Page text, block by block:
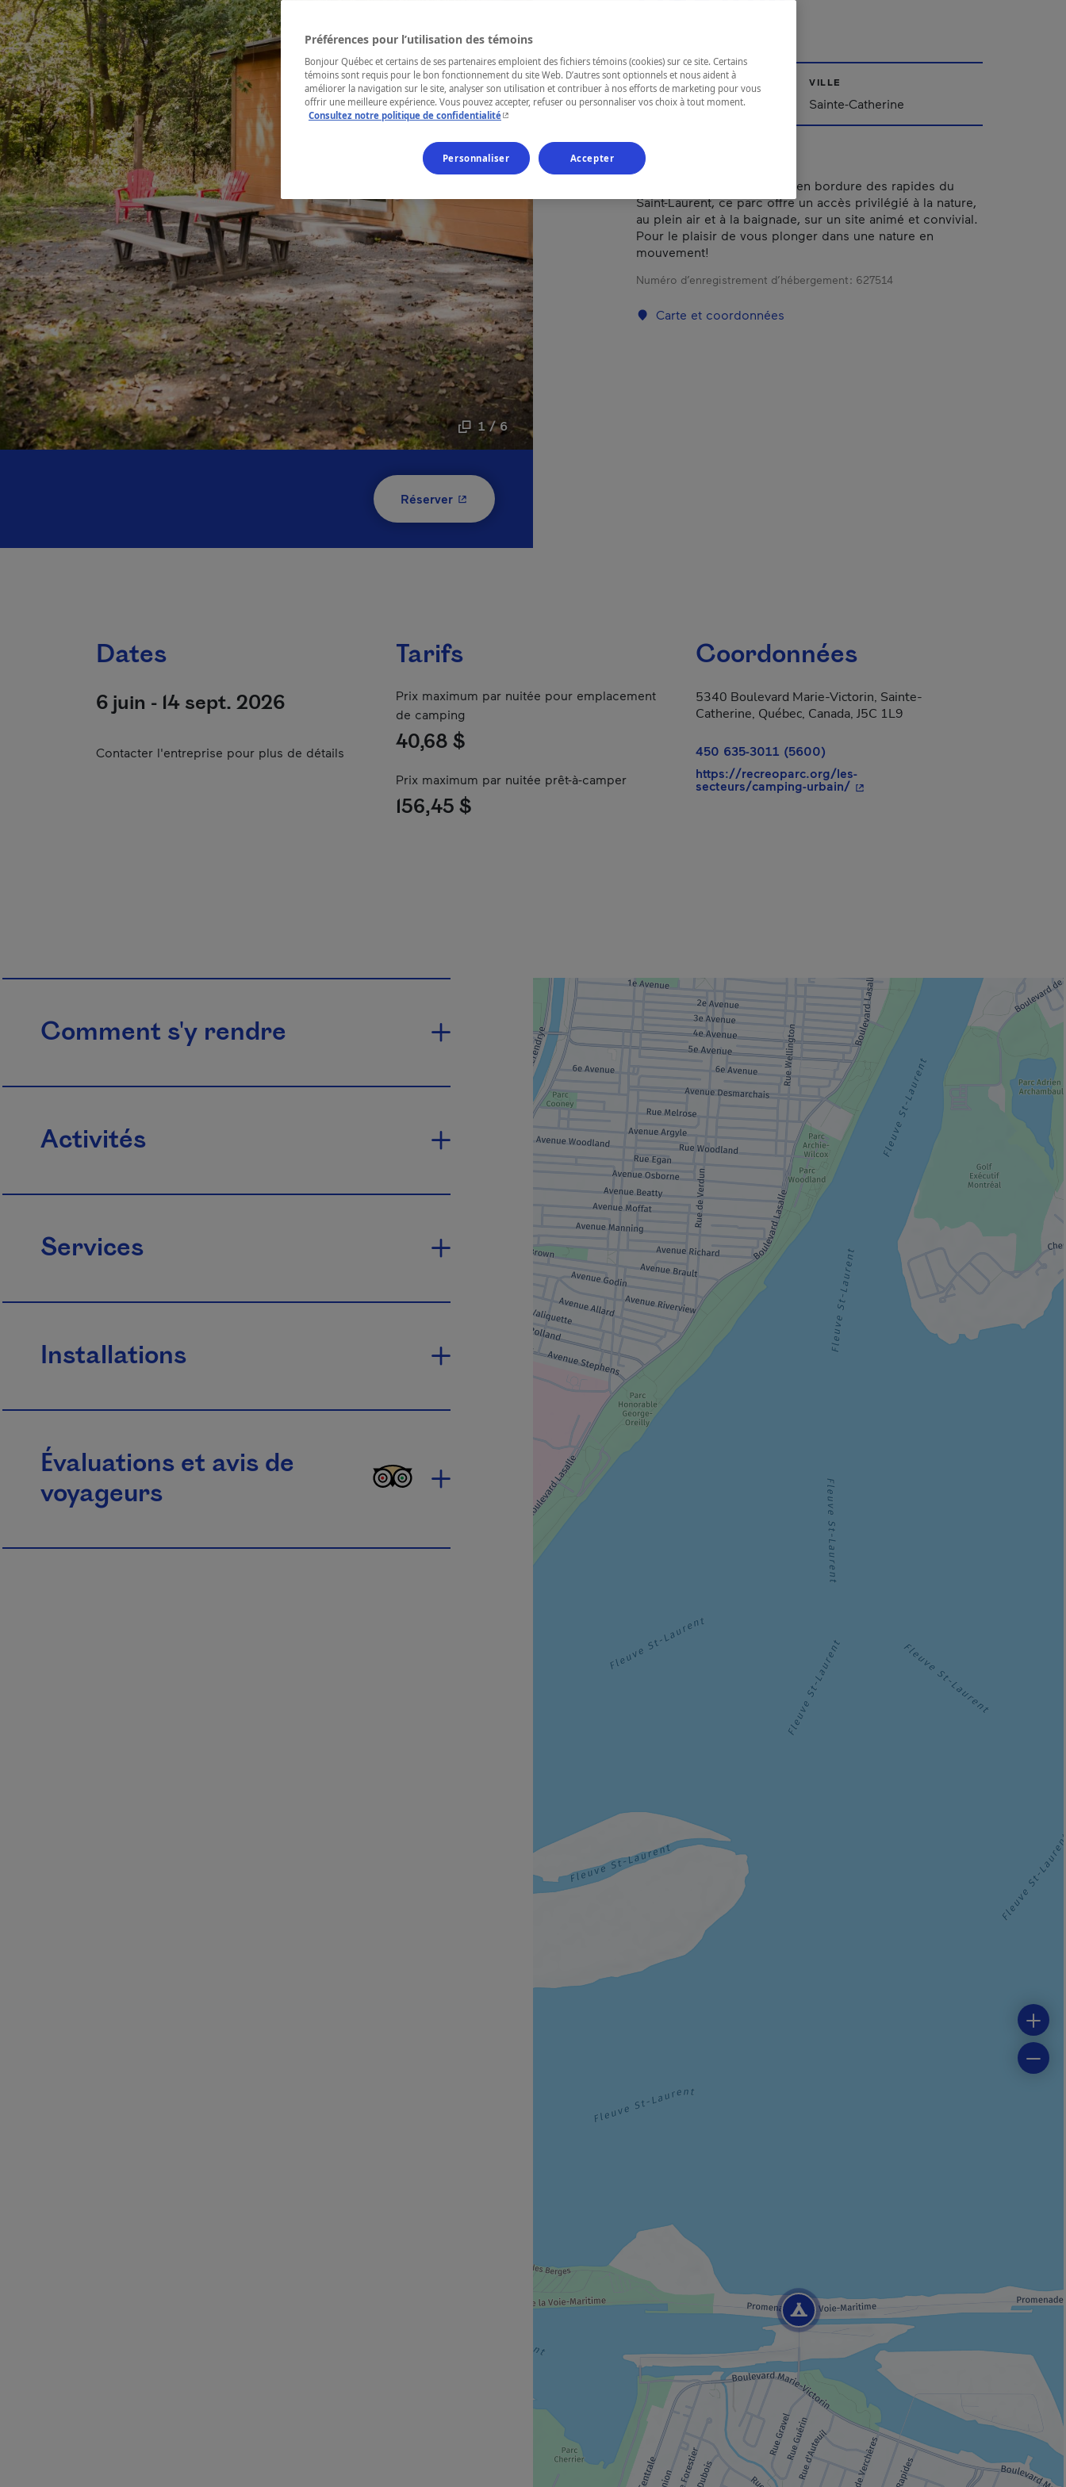
1 / 6
Réserver- Cet hyperlien s'ouvrira dans une nouvelle fenêtre.
RÉGION
Montérégie
VILLE
Sainte-Catherine
Dans un cadre magnifique, en bordure des rapides du
Saint-Laurent, ce parc offre un accès privilégié à la nature,
au plein air et à la baignade, sur un site animé et convivial.
Pour le plaisir de vous plonger dans une nature en
mouvement!
Numéro d’enregistrement d’hébergement : 627514
Carte et coordonnées
Dates
6 juin - 14 sept. 2026
Contacter l'entreprise pour plus de détails
Tarifs
Prix maximum par nuitée pour emplacement
de camping
40,68 $
Prix maximum par nuitée prêt-à-camper
156,45 $
Coordonnées
5340 Boulevard Marie-Victorin, Sainte-
Catherine, Québec, Canada, J5C 1L9
450 635-3011 (5600)
https://recreoparc.org/les-
secteurs/camping-urbain/- Cet hyperlien s'ouvrira dans une
Comment s'y rendre
Activités
Services
Installations
Évaluations et avis de
voyageurs
Préférences pour l’utilisation des témoins
Bonjour Québec et certains de ses partenaires emploient des fichiers témoins (cookies) sur ce site. Certains
témoins sont requis pour le bon fonctionnement du site Web. D’autres sont optionnels et nous aident à
améliorer la navigation sur le site, analyser son utilisation et contribuer à nos efforts de marketing pour vous
offrir une meilleure expérience. Vous pouvez accepter, refuser ou personnaliser vos choix à tout moment.
Consultez notre politique de confidentialité- Cet hyperlien s'ouvrira dans une nouvelle fenêtre.
Personnaliser Accepter